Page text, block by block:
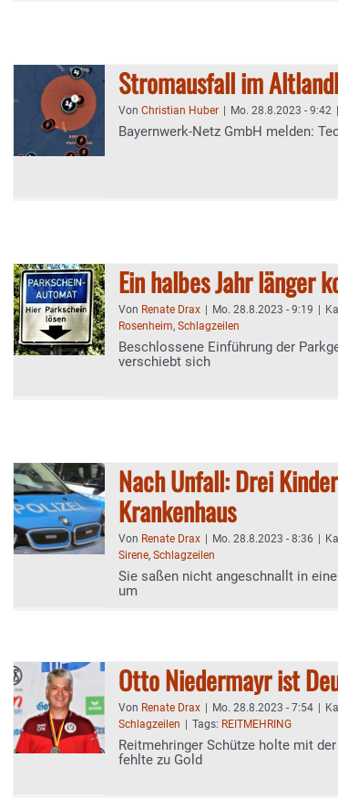
Stromausfall im
Von Christian Huber Mo. 28.8.2023 - 9:42
Bayernwerk-Netz GmbH melden:
Ein halbes Jahr länger
Von Renate Drax Mo. 28.8.2023 - 9:19
Rosenheim, Schlagzeilen
Beschlossene Einführung der
verschiebt sich
Nach Unfall: Drei
Krankenhaus
Von Renate Drax Mo. 28.8.2023 - 8:36
Sirene, Schlagzeilen
Sie saßen nicht angeschnallt in
um
Otto Niedermayr ist
Von Renate Drax Mo. 28.8.2023 - 7:54
Schlagzeilen
Tags: REITMEHRING
Reitmehringer Schütze holte mit
fehlte zu Gold